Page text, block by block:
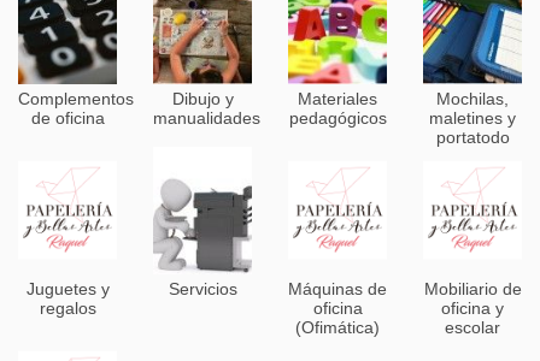
Complementos
de oficina
Dibujo y
manualidades
Materiales
pedagógicos
Mochilas,
maletines y
portatodo
Juguetes y
regalos
Servicios
Máquinas de
oficina
(Ofimática)
Mobiliario de
oficina y
escolar